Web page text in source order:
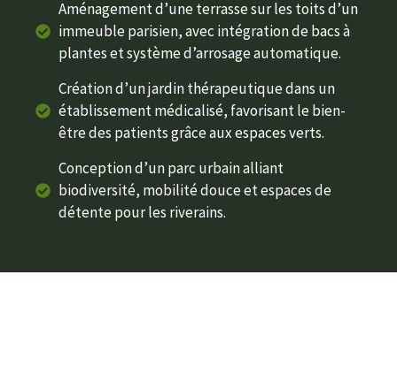
Aménagement d’une terrasse sur les toits d’un
immeuble parisien, avec intégration de bacs à
plantes et système d’arrosage automatique.
Création d’un jardin thérapeutique dans un
établissement médicalisé, favorisant le bien-
être des patients grâce aux espaces verts.
Conception d’un parc urbain alliant
biodiversité, mobilité douce et espaces de
détente pour les riverains.